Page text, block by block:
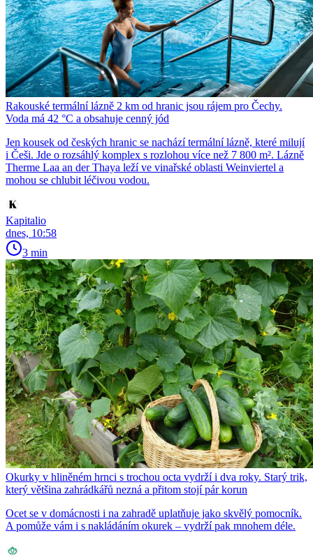
Rakouské termální lázně 2 km od hranic jsou rájem pro Čechy.
Voda má 42 °C a obsahuje cenný jód
Jen kousek od českých hranic se nachází termální lázně, které milují
i Češi. Jde o rozsáhlý komplex s rozlohou více než 7 800 m². Lázně
Therme Laa an der Thaya leží ve vinařské oblasti Weinviertel a
mohou se chlubit léčivou vodou.
Kapitalio
dnes, 10:58
3 min
Okurky v hliněném hrnci s trochou octa vydrží i dva roky. Starý trik,
který většina zahrádkářů nezná a přitom stojí pár korun
Ocet se v domácnosti i na zahradě uplatňuje jako skvělý pomocník.
A pomůže vám i s nakládáním okurek – vydrží pak mnohem déle.